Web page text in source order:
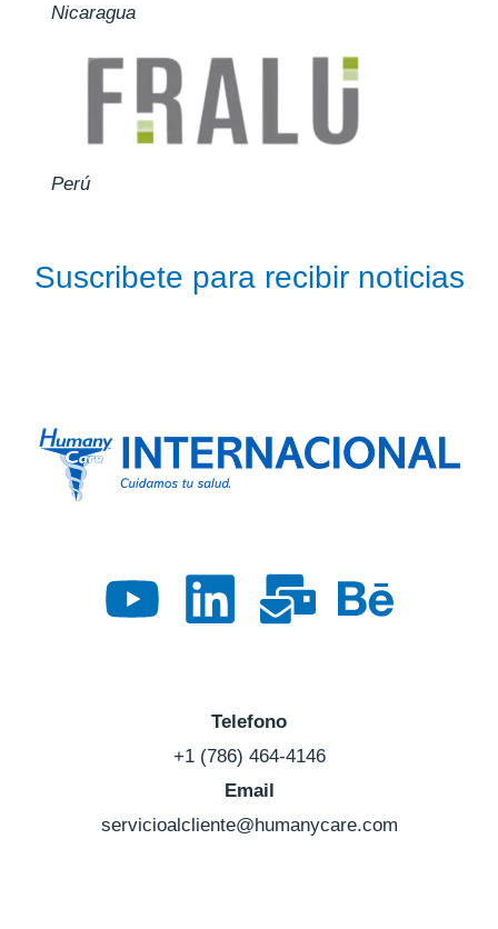
Nicaragua
Perú
Suscribete para recibir noticias
Telefono
+1 (786) 464-4146
Email
servicioalcliente@humanycare.com